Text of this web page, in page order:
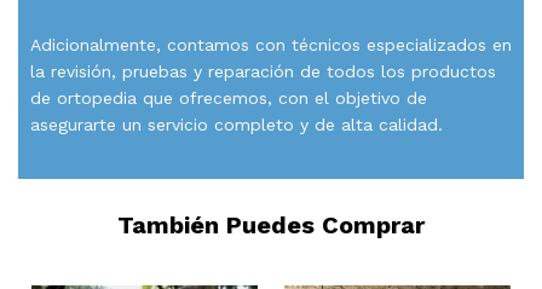
Adicionalmente, contamos con técnicos especializados en
la revisión, pruebas y reparación de todos los productos
de ortopedia que ofrecemos, con el objetivo de
asegurarte un servicio completo y de alta calidad.
También Puedes Comprar